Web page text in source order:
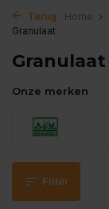
Terug Home
Granulaat
Granulaat
Onze merken
Filter